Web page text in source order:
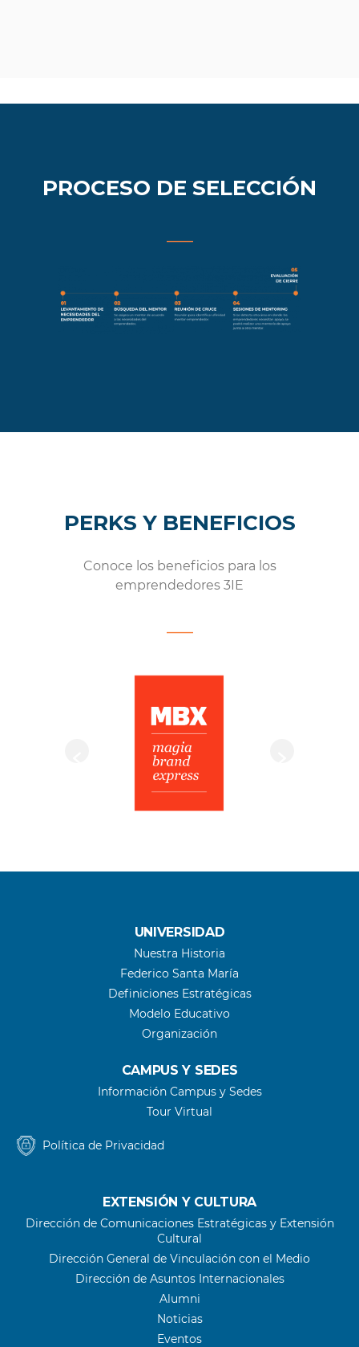
PROCESO DE SELECCIÓN
___
PERKS Y BENEFICIOS
Conoce los beneficios para los
emprendedores 3IE
UNIVERSIDAD
Nuestra Historia
Federico Santa María
Definiciones Estratégicas
Modelo Educativo
Organización
CAMPUS Y SEDES
Información Campus y Sedes
Tour Virtual
Política de Privacidad
EXTENSIÓN Y CULTURA
Dirección de Comunicaciones Estratégicas y Extensión
Cultural
Dirección General de Vinculación con el Medio
Dirección de Asuntos Internacionales
Alumni
Noticias
Eventos